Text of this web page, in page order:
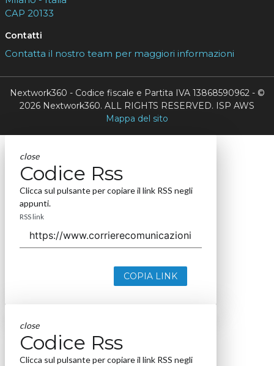
CAP 20133
Contatti
Contatta il nostro team per maggiori informazioni
Nextwork360 - Codice fiscale e Partita IVA 13868590962 - ©
2026 Nextwork360. ALL RIGHTS RESERVED. ISP AWS
Mappa del sito
close
Codice Rss
Clicca sul pulsante per copiare il link RSS negli
appunti.
RSS link
COPIA LINK
close
Codice Rss
Clicca sul pulsante per copiare il link RSS negli